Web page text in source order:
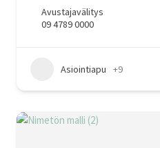
Avustajavälitys
09 4789 0000
Asiointiapu +9